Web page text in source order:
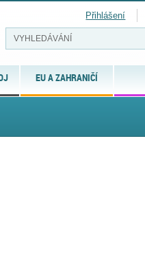
EU A ZAHRANIČÍ
Přihlášení